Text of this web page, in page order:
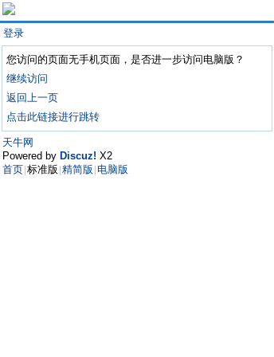
登录
您访问的页面无手机页面，是否进一步访问电脑版？
继续访问
返回上一页
点击此链接进行跳转
天牛网
Powered by Discuz! X2
首页 标准版 精简版 电脑版